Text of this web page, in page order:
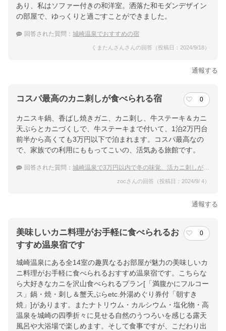
あり、私はソファー付きの和洋室。洒落た和モダンデザイン
の部屋で、ゆっくりと過ごすことができました。
回答された質問： 城崎温泉でおすすめの宿
くまたんさんさんの回答（投稿日：2024/9/18）
通報する
コスパ最高のカニ刺しが食べられる宿 0
カニスキ鍋、香ばし焼きガニ、カニ刺し、牛ステーキ＆カニ
天ぷらとカニづくしで、牛ステーキまで付いて、1泊2万円台
前半から高くても3万円以下で泊まれます。コスパ最高なの
で、家族での利用にももってこいの、活気ある旅館です。
回答された質問： 城崎温泉で3万円以内で冬の味覚、活カニ刺しが食べられる宿はありますか？
zocさんの回答（投稿日：2024/9/ 4）
通報する
美味しいカニ料理がお手軽に食べられるお
すすめ温泉宿です
0
城崎温泉にある全14室の趣異なるお部屋が魅力の美味しいカ
ニ料理がお手軽に食べられるおすすめ温泉宿です。こちらな
ら大好きなカニを沢山食べられるプラン[「満腹かにフルコー
ス」鍋・焼・刺し＆蟹天ぷらetc.外湯めぐり券付「朝すき
焼」]があります。またナトリウム・カルシウム・塩化物・高
温泉を城崎の四季折々に見せる自然のうつろいを感じる露天
風呂や大浴場で楽しめます。そして食事ですが、こだわり出